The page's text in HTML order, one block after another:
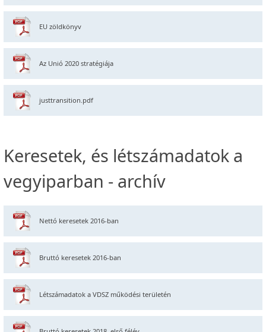
EU zöldkönyv
Az Unió 2020 stratégiája
justtransition.pdf
Keresetek, és létszámadatok a
vegyiparban - archív
Nettó keresetek 2016-ban
Bruttó keresetek 2016-ban
Létszámadatok a VDSZ működési területén